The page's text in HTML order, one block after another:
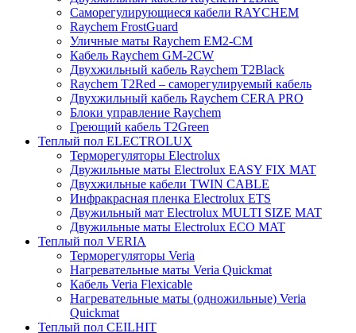
Саморегулирующиеся кабели RAYCHEM
Raychem FrostGuard
Уличные маты Raychem EM2-CM
Кабель Raychem GM-2CW
Двухжильный кабель Raychem T2Black
Raychem T2Red – саморегулируемый кабель
Двухжильный кабель Raychem CERA PRO
Блоки управление Raychem
Греющий кабель T2Green
Теплый пол ELECTROLUX
Терморегуляторы Electrolux
Двужильные маты Electrolux EASY FIX MAT
Двухжильные кабели TWIN CABLE
Инфракрасная пленка Electrolux ETS
Двужильный мат Electrolux MULTI SIZE MAT
Двужильные маты Electrolux ECO MAT
Теплый пол VERIA
Терморегуляторы Veria
Нагревательные маты Veria Quickmat
Кабель Veria Flexicable
Нагревательные маты (одножильные) Veria
Quickmat
Теплый пол CEILHIT